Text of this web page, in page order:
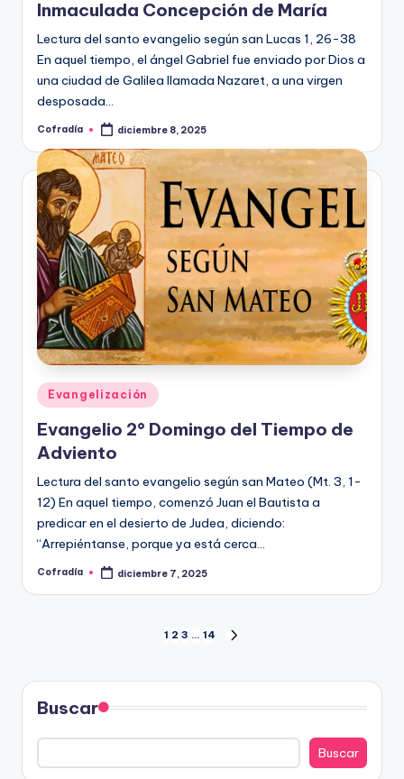
Inmaculada Concepción de María
Lectura del santo evangelio según san Lucas 1, 26-38
En aquel tiempo, el ángel Gabriel fue enviado por Dios a
una ciudad de Galilea llamada Nazaret, a una virgen
desposada…
Publicado
Cofradía diciembre 8, 2025
Publicado
en
Evangelización
Evangelio 2° Domingo del Tiempo de
Adviento
Lectura del santo evangelio según san Mateo (Mt. 3, 1-
12) En aquel tiempo, comenzó Juan el Bautista a
predicar en el desierto de Judea, diciendo:
“Arrepiéntanse, porque ya está cerca…
Publicado
Cofradía diciembre 7, 2025
Paginación
de
entradas
1 2 3 … 14
Buscar
Buscar